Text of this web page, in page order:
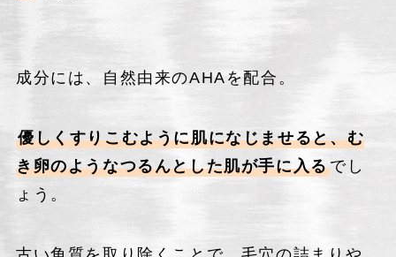
成分には、自然由来のAHAを配合。
優しくすりこむように肌になじませると、む
き卵のようなつるんとした肌が手に入るでし
ょう。